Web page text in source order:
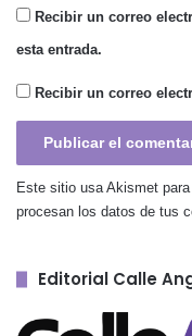
Recibir un correo
esta entrada.
Recibir un correo
Este sitio usa Akismet
procesan los datos de tus
Editorial Calle